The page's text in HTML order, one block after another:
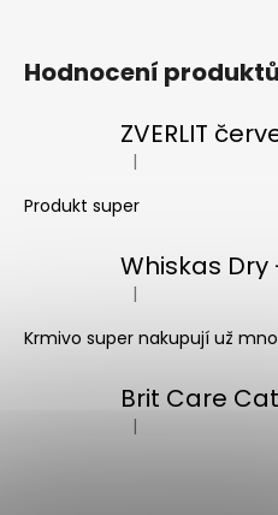
Hodnocení produktů
Hodnocení
|
Produkt super
Whiskas
Hodnocení
|
Krmivo super nakupují už
Hodnocení
|